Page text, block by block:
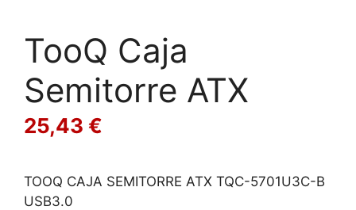
TooQ Caja
Semitorre ATX
25,43 €
TOOQ CAJA SEMITORRE ATX TQC-5701U3C-B
USB3.0